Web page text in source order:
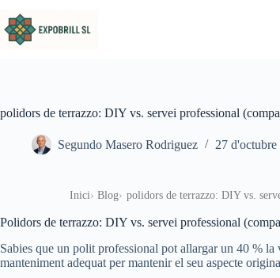
polidors de terrazzo: DIY vs. servei professional
Segundo Masero Rodriguez 27 d'octubre
Inici Blog polidors de terrazzo: DIY vs.
Polidors de terrazzo: DIY vs. servei professional
Sabies que un polit professional pot allargar un 40 %
manteniment adequat per mantenir el seu aspecte